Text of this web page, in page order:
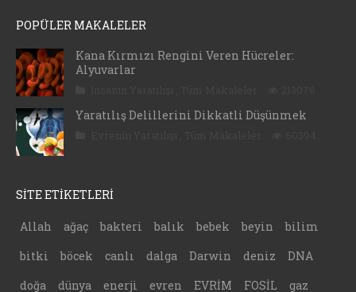
POPÜLER MAKALELER
Kana Kırmızı Rengini Veren Hücreler:
Alyuvarlar
Yaratılış Delillerini Dikkatli Düşünmek
SİTE ETİKETLERİ
Allah ağaç bakteri balık bebek beyin
bilim
bitki
böcek canlı dalga Darwin deniz
DNA
doğa
dünya enerji evren EVRİM FOSİL gaz